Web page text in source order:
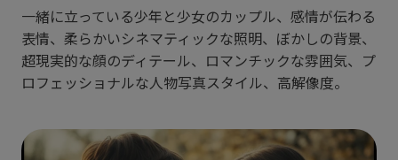
一緒に立っている少年と少女のカップル、感情が伝わる
表情、柔らかいシネマティックな照明、ぼかしの背景、
超現実的な顔のディテール、ロマンチックな雰囲気、プ
ロフェッショナルな人物写真スタイル、高解像度。